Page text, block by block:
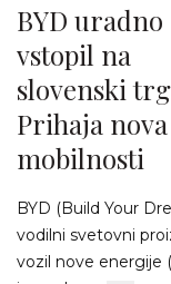
BYD uradno
vstopil na
slovenski
Prihaja
mobilnosti
BYD (Build Your
vodilni svetovni
vozil nove energije